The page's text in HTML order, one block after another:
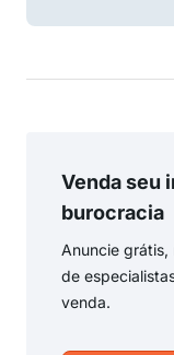
Venda seu
burocracia
Anuncie grátis,
de
venda.